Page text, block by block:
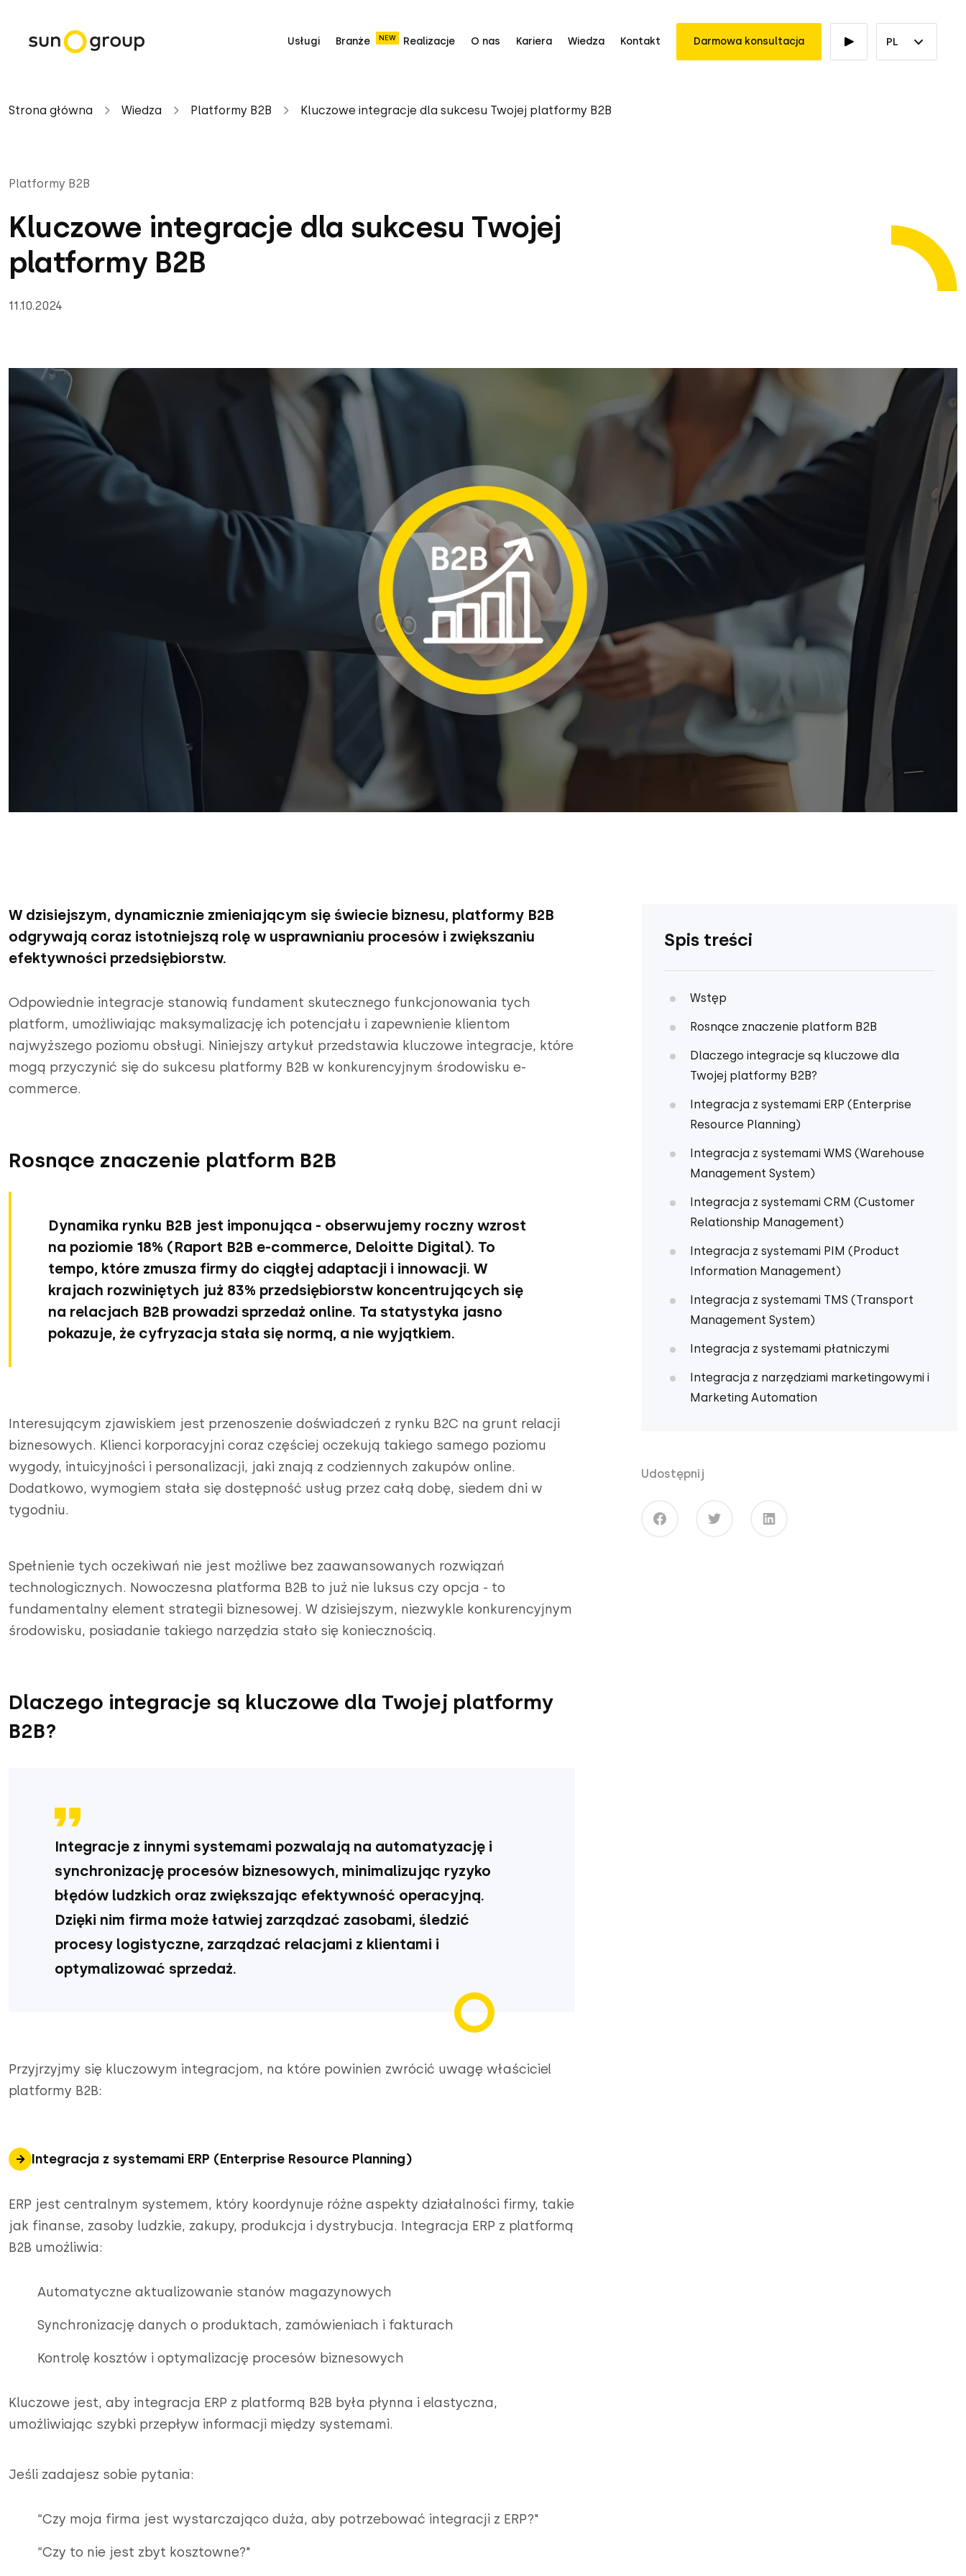
Usługi Branże NEW Realizacje O nas Kariera Wiedza Kontakt Darmowa konsultacja PL
Strona główna Wiedza Platformy B2B Kluczowe integracje dla sukcesu Twojej platformy B2B
Platformy B2B
Kluczowe integracje dla sukcesu Twojej
platformy B2B
11.10.2024
W dzisiejszym, dynamicznie zmieniającym się świecie biznesu, platformy B2B
odgrywają coraz istotniejszą rolę w usprawnianiu procesów i zwiększaniu
efektywności przedsiębiorstw.
Odpowiednie integracje stanowią fundament skutecznego funkcjonowania tych
platform, umożliwiając maksymalizację ich potencjału i zapewnienie klientom
najwyższego poziomu obsługi. Niniejszy artykuł przedstawia kluczowe integracje, które
mogą przyczynić się do sukcesu platformy B2B w konkurencyjnym środowisku e-
commerce.
Rosnące znaczenie platform B2B
Dynamika rynku B2B jest imponująca - obserwujemy roczny wzrost
na poziomie 18% (Raport B2B e-commerce, Deloitte Digital). To
tempo, które zmusza firmy do ciągłej adaptacji i innowacji. W
krajach rozwiniętych już 83% przedsiębiorstw koncentrujących się
na relacjach B2B prowadzi sprzedaż online. Ta statystyka jasno
pokazuje, że cyfryzacja stała się normą, a nie wyjątkiem.
Interesującym zjawiskiem jest przenoszenie doświadczeń z rynku B2C na grunt relacji
biznesowych. Klienci korporacyjni coraz częściej oczekują takiego samego poziomu
wygody, intuicyjności i personalizacji, jaki znają z codziennych zakupów online.
Dodatkowo, wymogiem stała się dostępność usług przez całą dobę, siedem dni w
tygodniu.
Spełnienie tych oczekiwań nie jest możliwe bez zaawansowanych rozwiązań
technologicznych. Nowoczesna platforma B2B to już nie luksus czy opcja - to
fundamentalny element strategii biznesowej. W dzisiejszym, niezwykle konkurencyjnym
środowisku, posiadanie takiego narzędzia stało się koniecznością.
Dlaczego integracje są kluczowe dla Twojej platformy
B2B?
Integracje z innymi systemami pozwalają na automatyzację i
synchronizację procesów biznesowych, minimalizując ryzyko
błędów ludzkich oraz zwiększając efektywność operacyjną.
Dzięki nim firma może łatwiej zarządzać zasobami, śledzić
procesy logistyczne, zarządzać relacjami z klientami i
optymalizować sprzedaż.
Przyjrzyjmy się kluczowym integracjom, na które powinien zwrócić uwagę właściciel
platformy B2B:
Integracja z systemami ERP (Enterprise Resource Planning)
ERP jest centralnym systemem, który koordynuje różne aspekty działalności firmy, takie
jak finanse, zasoby ludzkie, zakupy, produkcja i dystrybucja. Integracja ERP z platformą
B2B umożliwia:
Automatyczne aktualizowanie stanów magazynowych
Synchronizację danych o produktach, zamówieniach i fakturach
Kontrolę kosztów i optymalizację procesów biznesowych
Kluczowe jest, aby integracja ERP z platformą B2B była płynna i elastyczna,
umożliwiając szybki przepływ informacji między systemami.
Jeśli zadajesz sobie pytania:
“Czy moja firma jest wystarczająco duża, aby potrzebować integracji z ERP?"
“Czy to nie jest zbyt kosztowne?"
Spis treści
Wstęp
Rosnące znaczenie platform B2B
Dlaczego integracje są kluczowe dla
Twojej platformy B2B?
Integracja z systemami ERP (Enterprise
Resource Planning)
Integracja z systemami WMS (Warehouse
Management System)
Integracja z systemami CRM (Customer
Relationship Management)
Integracja z systemami PIM (Product
Information Management)
Integracja z systemami TMS (Transport
Management System)
Integracja z systemami płatniczymi
Integracja z narzędziami marketingowymi i
Marketing Automation
Jak skutecznie przeprowadzić integrację z
Wyzwania i problemy integracyjne – jak je
Udostępnij